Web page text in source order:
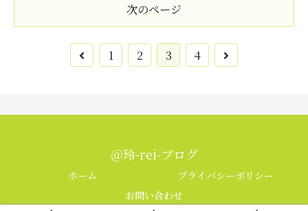
次のページ
1 2 3 4
＠玲-rei-ブログ
ホーム
プライバシーポリシー
お問い合わせ